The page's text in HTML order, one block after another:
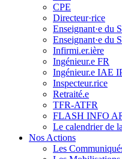
CPE
Directeur·rice
Enseignant·e du
Enseignant·e du
Infirmi.er.ière
Ingénieur.e FR
Ingénieur.e IAE
Inspecteur.rice
Retraité.e
TFR-ATFR
FLASH INFO
Le calendrier de
Nos Actions
Les